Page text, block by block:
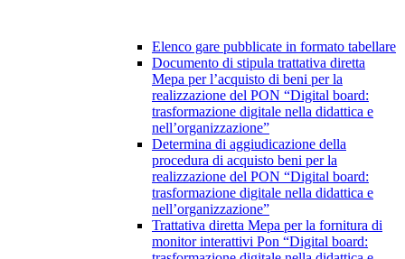
Elenco gare pubblicate in formato tabellare
Documento di stipula trattativa diretta
Mepa per l’acquisto di beni per la
realizzazione del PON “Digital board:
trasformazione digitale nella didattica e
nell’organizzazione”
Determina di aggiudicazione della
procedura di acquisto beni per la
realizzazione del PON “Digital board:
trasformazione digitale nella didattica e
nell’organizzazione”
Trattativa diretta Mepa per la fornitura di
monitor interattivi Pon “Digital board: